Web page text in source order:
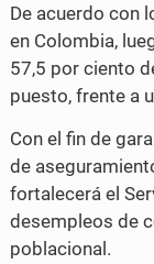
De acuerdo con
en Colombia,
57,5 por ciento
puesto, frente a
Con el fin de
de
fortalecerá el
desempleos de
poblacional.